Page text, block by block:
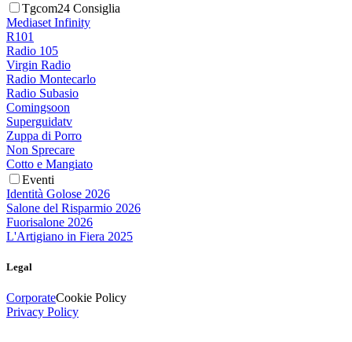
Tgcom24 Consiglia
Mediaset Infinity
R101
Radio 105
Virgin Radio
Radio Montecarlo
Radio Subasio
Comingsoon
Superguidatv
Zuppa di Porro
Non Sprecare
Cotto e Mangiato
Eventi
Identità Golose 2026
Salone del Risparmio 2026
Fuorisalone 2026
L'Artigiano in Fiera 2025
Legal
CorporateCookie Policy
Privacy Policy